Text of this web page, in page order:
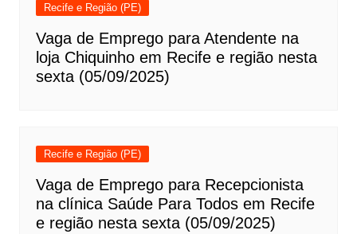
Recife e Região (PE)
Vaga de Emprego para Atendente na
loja Chiquinho em Recife e região nesta
sexta (05/09/2025)
Recife e Região (PE)
Vaga de Emprego para Recepcionista
na clínica Saúde Para Todos em Recife
e região nesta sexta (05/09/2025)